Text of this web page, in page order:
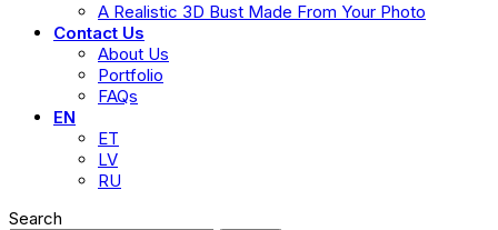
A Realistic 3D Bust Made From Your Photo
Contact Us
About Us
Portfolio
FAQs
EN
ET
LV
RU
Search